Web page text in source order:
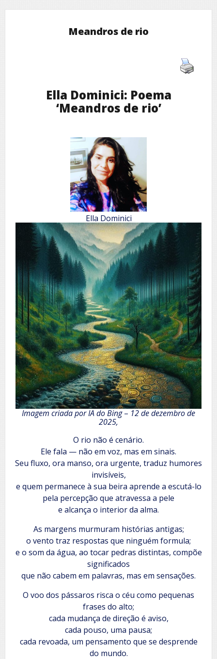
Meandros de rio
Ella Dominici: Poema
‘Meandros de rio’
Ella Dominici
Imagem criada por IA do Bing– 12 de dezembro de
2025,
O rio não é cenário.
Ele fala — não em voz, mas em sinais.
Seu fluxo, ora manso, ora urgente, traduz humores
invisíveis,
e quem permanece à sua beira aprende a escutá-lo
pela percepção que atravessa a pele
e alcança o interior da alma.
As margens murmuram histórias antigas;
o vento traz respostas que ninguém formula;
e o som da água, ao tocar pedras distintas, compõe
significados
que não cabem em palavras, mas em sensações.
O voo dos pássaros risca o céu como pequenas
frases do alto;
cada mudança de direção é aviso,
cada pouso, uma pausa;
cada revoada, um pensamento que se desprende
do mundo.